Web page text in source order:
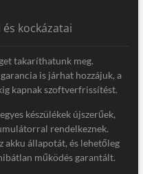
kockázatai
takaríthatunk meg.
is járhat hozzájuk, a
kapnak szoftverfrissítést.
készülékek újszerűek,
rendelkeznek.
akku állapotát, és lehetőleg
működés garantált.